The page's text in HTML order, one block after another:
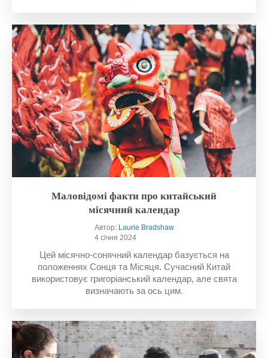
Маловідомі факти про китайський
місячний календар
Автор: Laurie Bradshaw
4 січня 2024
Цей місячно-сонячний календар базується на
положеннях Сонця та Місяця. Сучасний Китай
використовує григоріанський календар, але свята
визначають за ось цим.